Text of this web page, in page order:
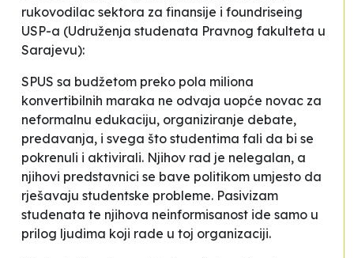
rukovodilac sektora za finansije i foundriseing
USP-a (Udruženja studenata Pravnog fakulteta u
Sarajevu):
SPUS sa budžetom preko pola miliona
konvertibilnih maraka ne odvaja uopće novac za
neformalnu edukaciju, organiziranje debate,
predavanja, i svega što studentima fali da bi se
pokrenuli i aktivirali. Njihov rad je nelegalan, a
njihovi predstavnici se bave politikom umjesto da
rješavaju studentske probleme. Pasivizam
studenata te njihova neinformisanost ide samo u
prilog ljudima koji rade u toj organizaciji.